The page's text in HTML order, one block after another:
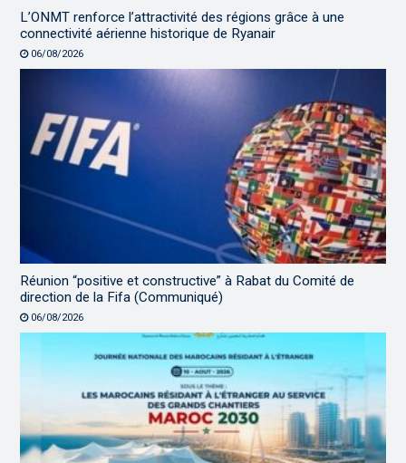
L’ONMT renforce l’attractivité des régions grâce à une
connectivité aérienne historique de Ryanair
06/08/2026
Réunion “positive et constructive” à Rabat du Comité de
direction de la Fifa (Communiqué)
06/08/2026